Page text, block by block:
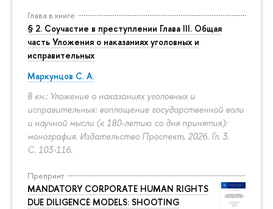
Глава в книге
§ 2. Соучастие в преступлении Глава III. Общая
часть Уложения о наказаниях уголовных и
исправительных
Маркунцов С. А.
В кн.: Уложение о наказаниях уголовных и
исправительных: воплощение государственной воли
и научной мысли (к 180-летию со дня принятия):
монография. Издательство Проспект, 2026. Гл. 3.
С. 103-116.
Препринт
MANDATORY CORPORATE HUMAN RIGHTS
DUE DILIGENCE MODELS: SHOOTING